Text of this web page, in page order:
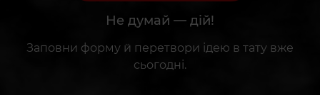
Не думай — дій!
Заповни форму й перетвори ідею в тату вже
сьогодні.